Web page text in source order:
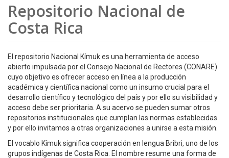
Repositorio Nacional de
Costa Rica
El repositorio Nacional Kímuk es una herramienta de acceso
abierto impulsada por el Consejo Nacional de Rectores (CONARE)
cuyo objetivo es ofrecer acceso en línea a la producción
académica y científica nacional como un insumo crucial para el
desarrollo científico y tecnológico del país y por ello su visibilidad y
acceso debe ser prioritaria. A su acervo se pueden sumar otros
repositorios institucionales que cumplan las normas establecidas
y por ello invitamos a otras organizaciones a unirse a esta misión.
El vocablo Kímuk significa cooperación en lengua Bribri, uno de los
grupos indígenas de Costa Rica. El nombre resume una forma de